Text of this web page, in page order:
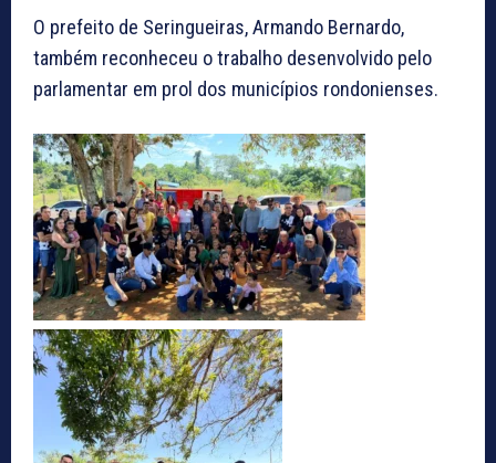
O prefeito de Seringueiras, Armando Bernardo,
também reconheceu o trabalho desenvolvido pelo
parlamentar em prol dos municípios rondonienses.